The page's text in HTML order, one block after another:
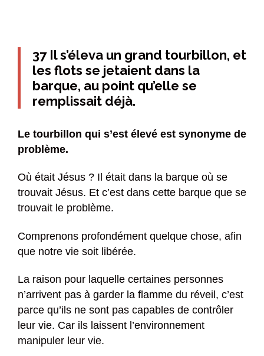
37 Il s’éleva un grand tourbillon, et
les flots se jetaient dans la
barque, au point qu’elle se
remplissait déjà.
Le tourbillon qui s’est élevé est synonyme de
problème.
Où était Jésus ? Il était dans la barque où se
trouvait Jésus. Et c’est dans cette barque que se
trouvait le problème.
Comprenons profondément quelque chose, afin
que notre vie soit libérée.
La raison pour laquelle certaines personnes
n’arrivent pas à garder la flamme du réveil, c’est
parce qu’ils ne sont pas capables de contrôler
leur vie. Car ils laissent l’environnement
manipuler leur vie.